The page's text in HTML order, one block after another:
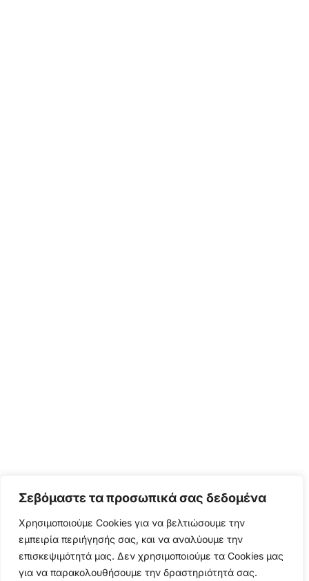
Σεβόμαστε τα προσωπικά σας δεδομένα
Χρησιμοποιούμε Cookies για να βελτιώσουμε την
εμπειρία περιήγησής σας, και να αναλύουμε την
επισκεψιμότητά μας. Δεν χρησιμοποιούμε τα Cookies μας
για να παρακολουθήσουμε την δραστηριότητά σας.